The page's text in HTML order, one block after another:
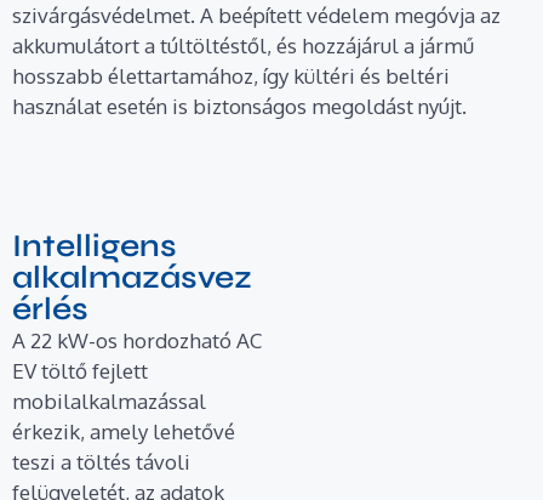
szivárgásvédelmet. A beépített védelem megóvja az
akkumulátort a túltöltéstől, és hozzájárul a jármű
hosszabb élettartamához, így kültéri és beltéri
használat esetén is biztonságos megoldást nyújt.
Intelligens
alkalmazásvez
érlés
A 22 kW-os hordozható AC
EV töltő fejlett
mobilalkalmazással
érkezik, amely lehetővé
teszi a töltés távoli
felügyeletét, az adatok